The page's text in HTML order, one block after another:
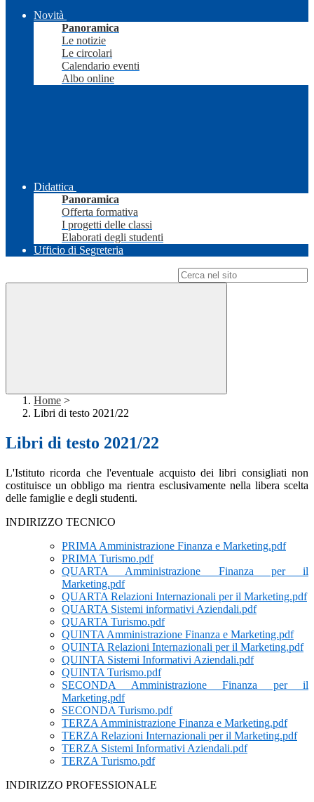
Novità
Panoramica
Le notizie
Le circolari
Calendario eventi
Albo online
Didattica
Panoramica
Offerta formativa
I progetti delle classi
Elaborati degli studenti
Ufficio di Segreteria
Home >
Libri di testo 2021/22
Libri di testo 2021/22
L'Istituto ricorda che l'eventuale acquisto dei libri consigliati non
costituisce un obbligo ma rientra esclusivamente nella libera scelta
delle famiglie e degli studenti.
INDIRIZZO TECNICO
PRIMA Amministrazione Finanza e Marketing.pdf
PRIMA Turismo.pdf
QUARTA Amministrazione Finanza per il
Marketing.pdf
QUARTA Relazioni Internazionali per il Marketing.pdf
QUARTA Sistemi informativi Aziendali.pdf
QUARTA Turismo.pdf
QUINTA Amministrazione Finanza e Marketing.pdf
QUINTA Relazioni Internazionali per il Marketing.pdf
QUINTA Sistemi Informativi Aziendali.pdf
QUINTA Turismo.pdf
SECONDA Amministrazione Finanza per il
Marketing.pdf
SECONDA Turismo.pdf
TERZA Amministrazione Finanza e Marketing.pdf
TERZA Relazioni Internazionali per il Marketing.pdf
TERZA Sistemi Informativi Aziendali.pdf
TERZA Turismo.pdf
INDIRIZZO PROFESSIONALE